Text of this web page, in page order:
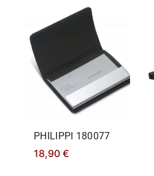
PHILIPPΙ 180077
18,90 €